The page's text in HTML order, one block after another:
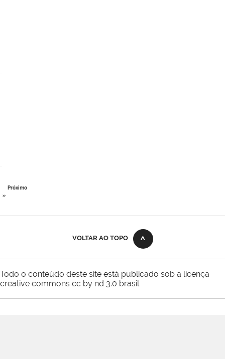
Próximo
»
VOLTAR AO TOPO
Todo o conteúdo deste site está publicado sob a licença
creative commons cc by nd 3.0 brasil